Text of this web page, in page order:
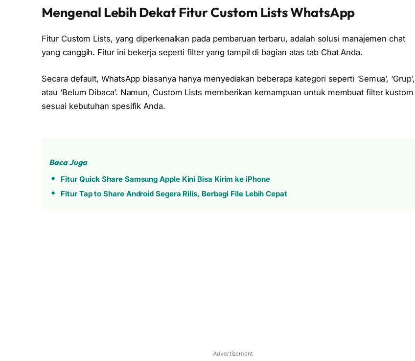
Mengenal Lebih Dekat Fitur Custom Lists WhatsApp
Fitur Custom Lists, yang diperkenalkan pada pembaruan terbaru, adalah solusi manajemen chat
yang canggih. Fitur ini bekerja seperti filter yang tampil di bagian atas tab Chat Anda.
Secara default, WhatsApp biasanya hanya menyediakan beberapa kategori seperti ‘Semua’, ‘Grup’,
atau ‘Belum Dibaca’. Namun, Custom Lists memberikan kemampuan untuk membuat filter kustom
sesuai kebutuhan spesifik Anda.
Baca Juga
Fitur Quick Share Samsung Apple Kini Bisa Kirim ke iPhone
Fitur Tap to Share Android Segera Rilis, Berbagi File Lebih Cepat
Advertisement